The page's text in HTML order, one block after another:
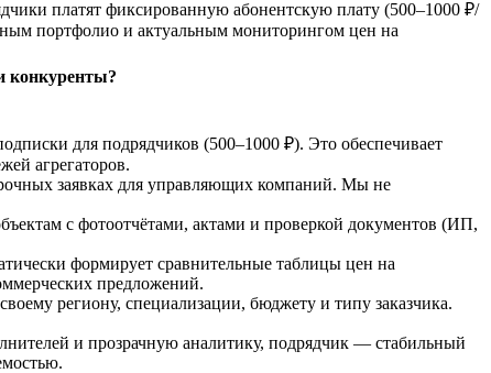
платят фиксированную абонентскую плату (500–1000 ₽/
портфолио и актуальным мониторингом цен на
конкуренты?
для подрядчиков (500–1000 ₽). Это обеспечивает
агрегаторов.
заявках для управляющих компаний. Мы не
с фотоотчётами, актами и проверкой документов (ИП,
формирует сравнительные таблицы цен на
предложений.
региону, специализации, бюджету и типу заказчика.
и прозрачную аналитику, подрядчик — стабильный